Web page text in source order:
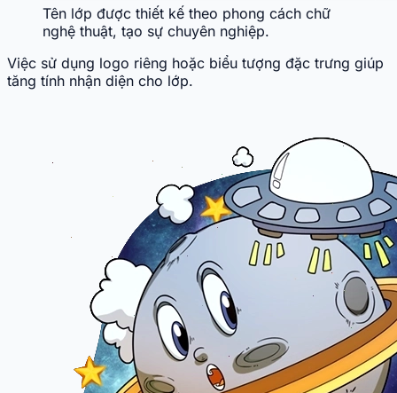
Tên lớp được thiết kế theo phong cách chữ
nghệ thuật, tạo sự chuyên nghiệp.
Việc sử dụng logo riêng hoặc biểu tượng đặc trưng giúp
tăng tính nhận diện cho lớp.